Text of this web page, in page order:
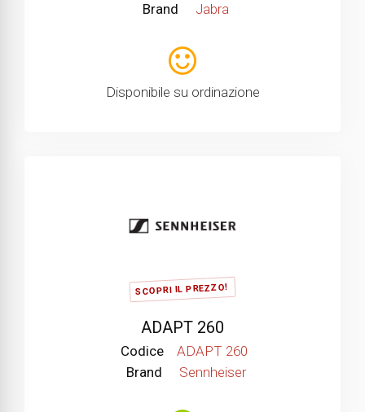
Brand
Jabra
Disponibile su ordinazione
SCOPRI IL PREZZO!
ADAPT 260
Codice
ADAPT 260
Brand
Sennheiser